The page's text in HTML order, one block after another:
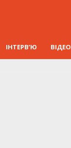
ІНТЕРВ’Ю ВІДЕО